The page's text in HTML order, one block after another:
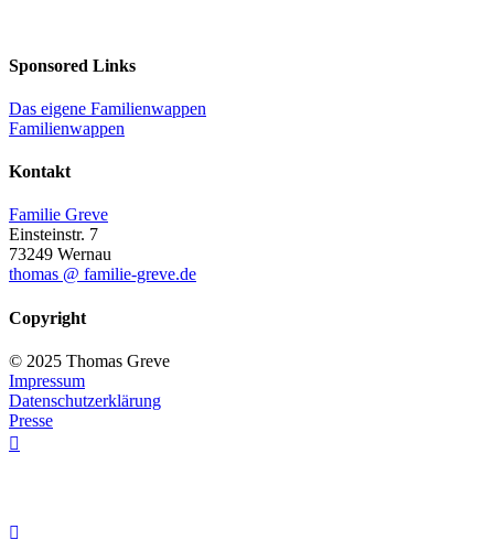
Sponsored Links
Das eigene Familienwappen
Familienwappen
Kontakt
Familie Greve
Einsteinstr. 7
73249 Wernau
thomas @ familie-greve.de
Copyright
© 2025 Thomas Greve
Impressum
Datenschutzerklärung
Presse